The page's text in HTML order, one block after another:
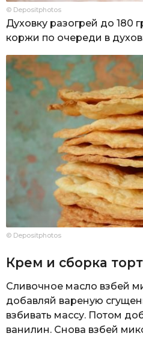
© Depositphotos
Духовку разогрей до 180
коржи по очереди в
© Depositphotos
Крем и сборка
Сливочное масло взбей
добавляй вареную
взбивать массу. Потом
ванилин. Снова взбей